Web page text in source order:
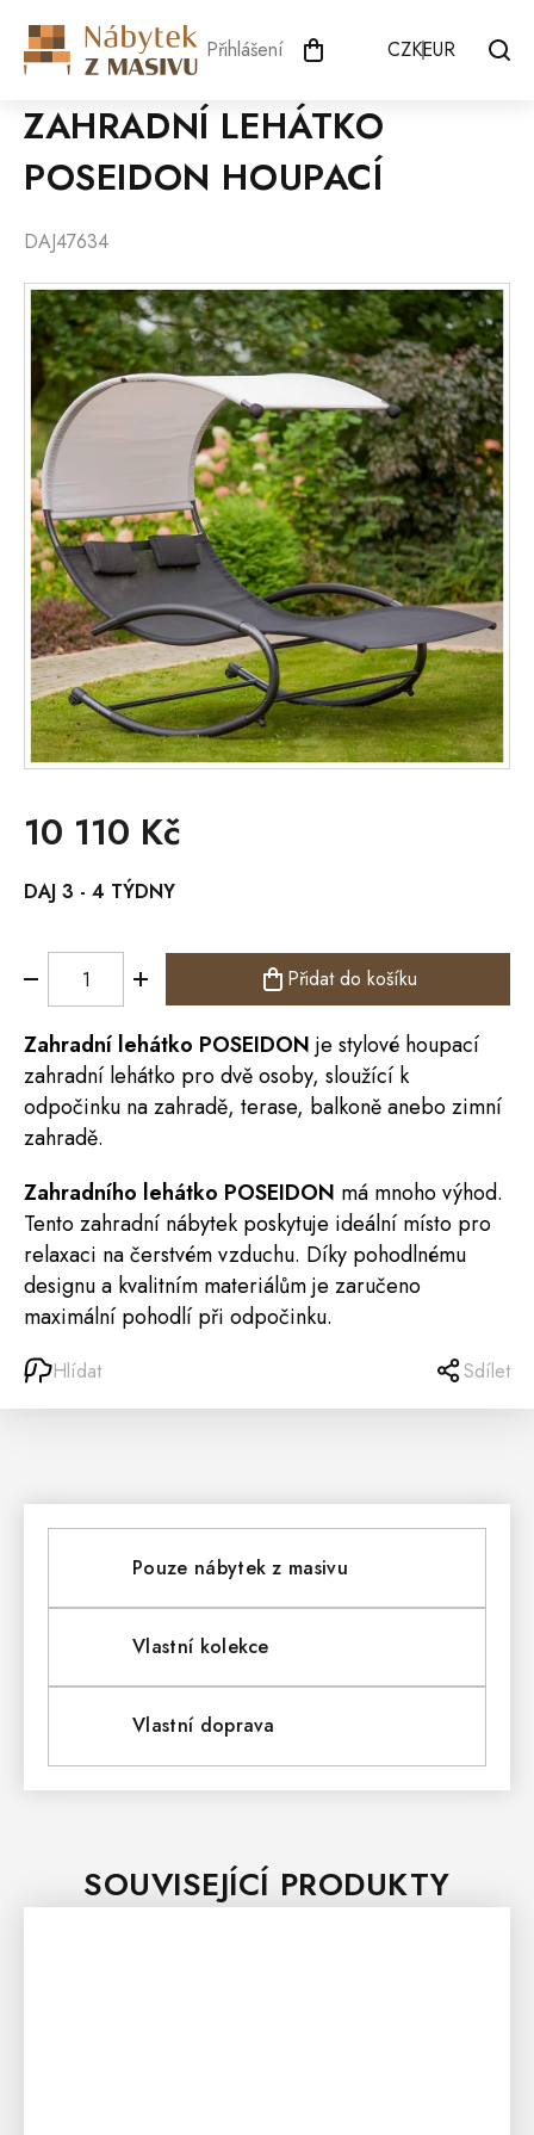
obsah
Přihlášení CZKEUR
ZAHRADNÍ LEHÁTKO
POSEIDON HOUPACÍ
DAJ47634
10 110 Kč
Měrná
cena:
DAJ 3 - 4 TÝDNY
Přidat do košíku
Zahradní lehátko POSEIDON je stylové houpací
zahradní lehátko pro dvě osoby, sloužící k
odpočinku na zahradě, terase, balkoně anebo zimní
zahradě.
Zahradního lehátko POSEIDON má mnoho výhod.
Tento zahradní nábytek poskytuje ideální místo pro
relaxaci na čerstvém vzduchu. Díky pohodlnému
designu a kvalitním materiálům je zaručeno
maximální pohodlí při odpočinku.
Hlídat Sdílet
Pouze nábytek z masivu
Vlastní kolekce
Vlastní doprava
SOUVISEJÍCÍ PRODUKTY